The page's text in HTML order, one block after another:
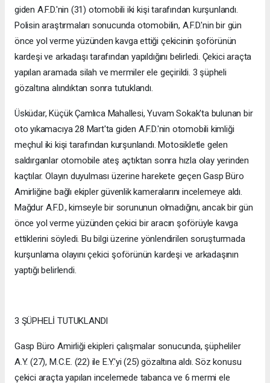
giden A.F.D.'nin (31) otomobili iki kişi tarafından kurşunlandı.
Polisin araştırmaları sonucunda otomobilin, A.F.D.'nin bir gün
önce yol verme yüzünden kavga ettiği çekicinin şoförünün
kardeşi ve arkadaşı tarafından yapıldığını belirledi. Çekici araçta
yapılan aramada silah ve mermiler ele geçirildi. 3 şüpheli
gözaltına alındıktan sonra tutuklandı.
Üsküdar, Küçük Çamlıca Mahallesi, Yuvam Sokak'ta bulunan bir
oto yıkamacıya 28 Mart'ta giden A.F.D.'nin otomobili kimliği
meçhul iki kişi tarafından kurşunlandı. Motosikletle gelen
saldırganlar otomobile ateş açtıktan sonra hızla olay yerinden
kaçtılar. Olayın duyulması üzerine harekete geçen Gasp Büro
Amirliğine bağlı ekipler güvenlik kameralarını incelemeye aldı.
Mağdur A.F.D., kimseyle bir sorununun olmadığını, ancak bir gün
önce yol verme yüzünden çekici bir aracın şoförüyle kavga
ettiklerini söyledi. Bu bilgi üzerine yönlendirilen soruşturmada
kurşunlama olayını çekici şoförünün kardeşi ve arkadaşının
yaptığı belirlendi.
3 ŞÜPHELİ TUTUKLANDI
Gasp Büro Amirliği ekipleri çalışmalar sonucunda, şüpheliler
A.Y. (27), M.C.E. (22) ile E.Y.'yi (25) gözaltına aldı. Söz konusu
çekici araçta yapılan incelemede tabanca ve 6 mermi ele